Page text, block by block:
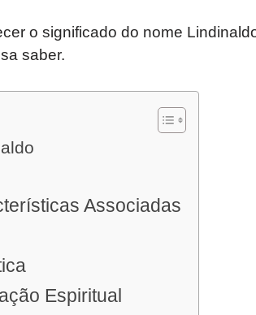
o significado do nome
saber.
Associadas
Espiritual